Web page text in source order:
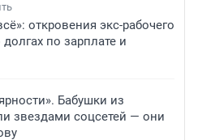
откровения экс-рабочего
по зарплате и
Бабушки из
звездами соцсетей — они